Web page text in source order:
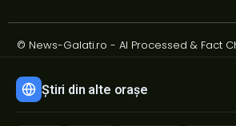
© News-Galati.ro - AI Processed & Fact
Știri din alte orașe